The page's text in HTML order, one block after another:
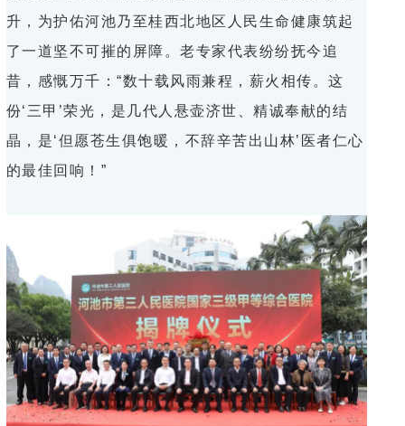
升，为护佑河池乃至桂西北地区人民生命健康筑起
了一道坚不可摧的屏障。老专家代表纷纷抚今追
昔，感慨万千：“数十载风雨兼程，薪火相传。这
份‘三甲’荣光，是几代人悬壶济世、精诚奉献的结
晶，是‘但愿苍生俱饱暖，不辞辛苦出山林’医者仁心
的最佳回响！”